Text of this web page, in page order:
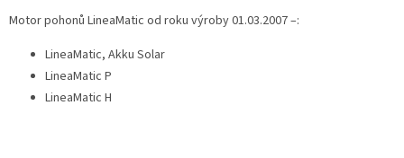
Motor pohonů LineaMatic od roku výroby 01.03.2007 –:
LineaMatic, Akku Solar
LineaMatic P
LineaMatic H